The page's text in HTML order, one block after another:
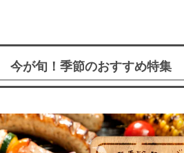
今が旬！季節のおすすめ特集